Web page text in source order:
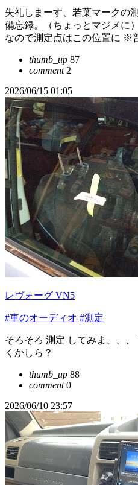
失礼しまーす、若葉マークの
備忘録。（ちょっとマジメに
なので測定点はこの位置に ※
thumb_up 87
comment2
2026/06/15 01:05
レヴォーグ VN5
#車のオーディオ #測定
そろそろ 測定 してみま、、
くかしら？
thumb_up 88
comment0
2026/06/10 23:57